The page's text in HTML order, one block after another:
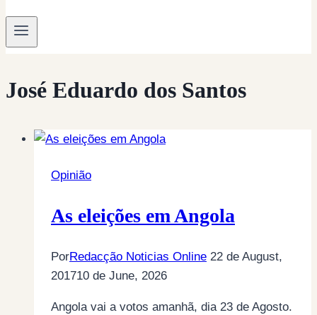
José Eduardo dos Santos
Opinião
As eleições em Angola
PorRedacção Noticias Online 22 de August,
201710 de June, 2026
Angola vai a votos amanhã, dia 23 de Agosto.